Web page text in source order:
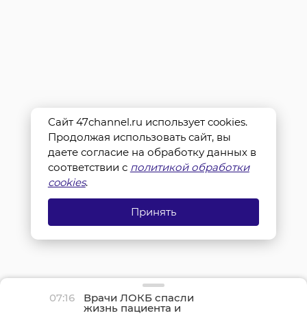
07:16 Врачи ЛОКБ спасли
жизнь пациента и
Сайт 47channel.ru использует cookies.
Продолжая использовать сайт, вы
даете согласие на обработку данных в
соответствии с политикой обработки
cookies.
Принять